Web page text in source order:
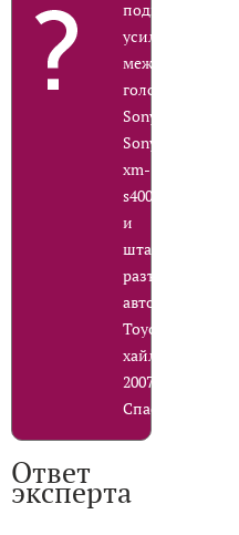
подключения
усилителя
между
головой
Sony,усилителем
Sony
xm-
s400d
и
штатными
разъёмами
авто
Toyota
хайлендр
2007г
Спасибо
Ответ
эксперта